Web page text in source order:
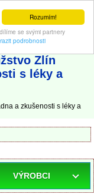
Rozumím!
se svými partnery
podrobnosti
nemocí
Zlín
s léky a
a zkušenosti s léky a
VÝROBCI